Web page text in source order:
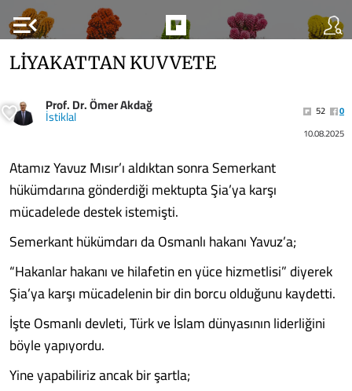
menu_open
LİYAKATTAN KUVVETE
Prof. Dr. Ömer Akdağ
İstiklal 52
0
10.08.2025
Atamız Yavuz Mısır’ı aldıktan sonra Semerkant
hükümdarına gönderdiği mektupta Şia’ya karşı
mücadelede destek istemişti.
Semerkant hükümdarı da Osmanlı hakanı Yavuz’a;
“Hakanlar hakanı ve hilafetin en yüce hizmetlisi” diyerek
Şia’ya karşı mücadelenin bir din borcu olduğunu kaydetti.
İşte Osmanlı devleti, Türk ve İslam dünyasının liderliğini
böyle yapıyordu.
Yine yapabiliriz ancak bir şartla;